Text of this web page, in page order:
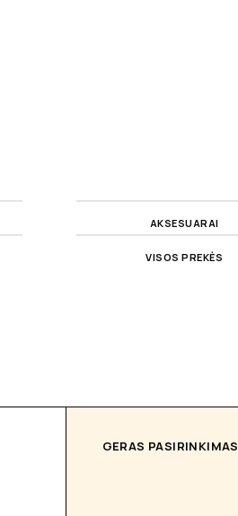
AKSESUARAI
VISOS PREKĖS
GERAS PASIRINKIMAS